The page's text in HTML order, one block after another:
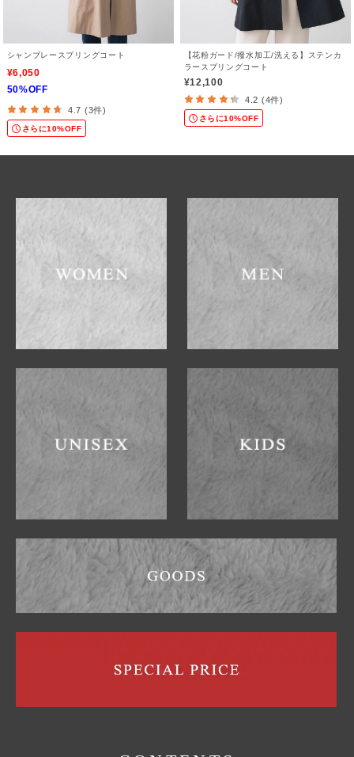
シャンブレースプリングコート
¥6,050
50%OFF
4.7 (3件)
さらに10%OFF
【花粉ガード/撥水加工/洗える】ステンカ
ラースプリングコート
¥12,100
4.2 (4件)
さらに10%OFF